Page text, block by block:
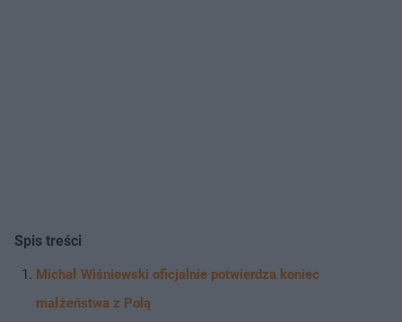
Spis treści
Michał Wiśniewski oficjalnie potwierdza koniec
małżeństwa z Polą